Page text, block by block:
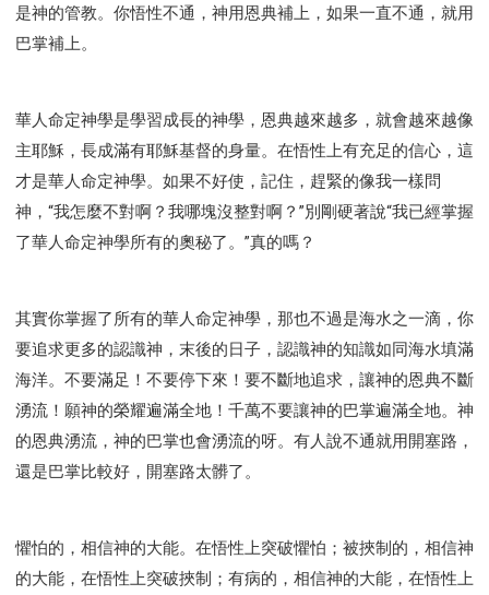
是神的管教。你悟性不通，神用恩典補上，如果一直不通，就用
巴掌補上。
華人命定神學是學習成長的神學，恩典越來越多，就會越來越像
主耶穌，長成滿有耶穌基督的身量。在悟性上有充足的信心，這
才是華人命定神學。如果不好使，記住，趕緊的像我一樣問
神，“我怎麼不對啊？我哪塊沒整對啊？”別剛硬著說“我已經掌握
了華人命定神學所有的奧秘了。”真的嗎？
其實你掌握了所有的華人命定神學，那也不過是海水之一滴，你
要追求更多的認識神，末後的日子，認識神的知識如同海水填滿
海洋。不要滿足！不要停下來！要不斷地追求，讓神的恩典不斷
湧流！願神的榮耀遍滿全地！千萬不要讓神的巴掌遍滿全地。神
的恩典湧流，神的巴掌也會湧流的呀。有人說不通就用開塞路，
還是巴掌比較好，開塞路太髒了。
懼怕的，相信神的大能。在悟性上突破懼怕；被挾制的，相信神
的大能，在悟性上突破挾制；有病的，相信神的大能，在悟性上